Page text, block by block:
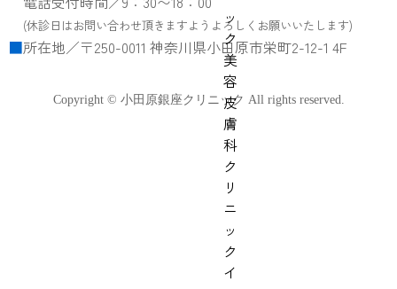
(休診日はお問い合わせ頂きますようよろしくお願いいたします)
所在地／〒250-0011 神奈川県小田原市栄町2-12-1 4F
Copyright © 小田原銀座クリニック All rights reserved.